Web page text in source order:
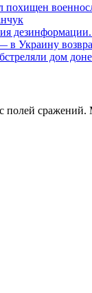
похищен
Украину
дом
полей